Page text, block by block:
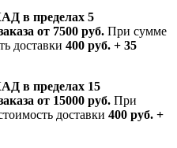
в пределах 5
от 7500 руб. При сумме
доставки 400 руб. + 35
в пределах 15
от 15000 руб. При
доставки 400 руб. +